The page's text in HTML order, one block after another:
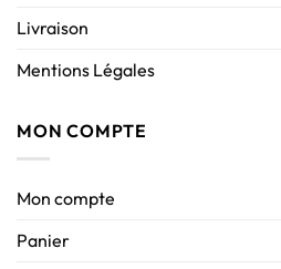
Livraison
Mentions Légales
MON COMPTE
Mon compte
Panier